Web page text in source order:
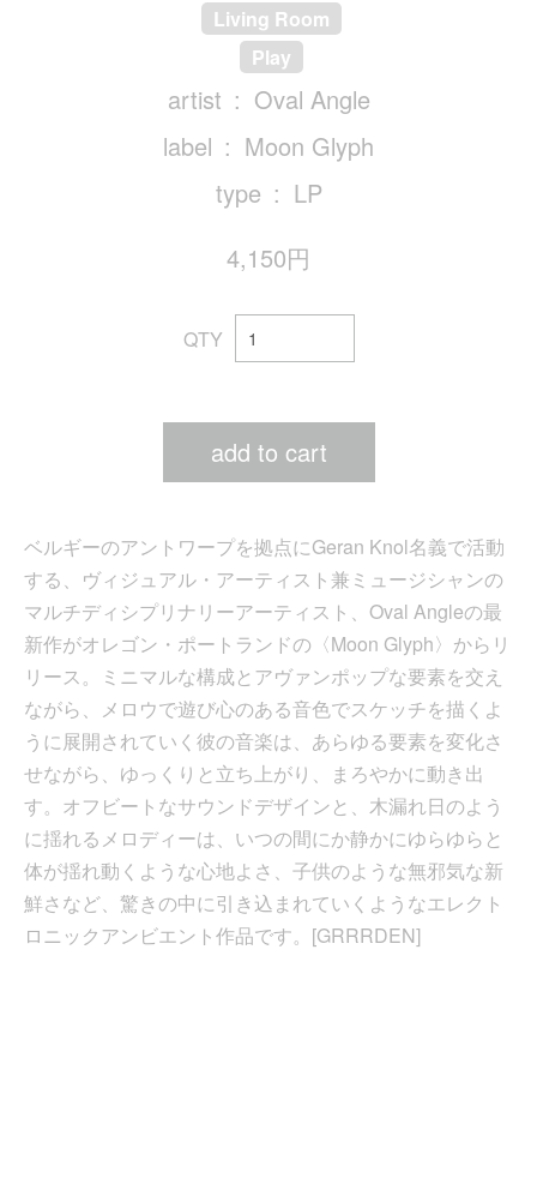
Living Room
Play
artist
Oval Angle
label
Moon Glyph
type
LP
4,150円
QTY
add to cart
ベルギーのアントワープを拠点にGeran Knol名義で活動
する、ヴィジュアル・アーティスト兼ミュージシャンの
マルチディシプリナリーアーティスト、Oval Angleの最
新作がオレゴン・ポートランドの〈Moon Glyph〉からリ
リース。ミニマルな構成とアヴァンポップな要素を交え
ながら、メロウで遊び心のある音色でスケッチを描くよ
うに展開されていく彼の音楽は、あらゆる要素を変化さ
せながら、ゆっくりと立ち上がり、まろやかに動き出
す。オフビートなサウンドデザインと、木漏れ日のよう
に揺れるメロディーは、いつの間にか静かにゆらゆらと
体が揺れ動くような心地よさ、子供のような無邪気な新
鮮さなど、驚きの中に引き込まれていくようなエレクト
ロニックアンビエント作品です。[GRRRDEN]